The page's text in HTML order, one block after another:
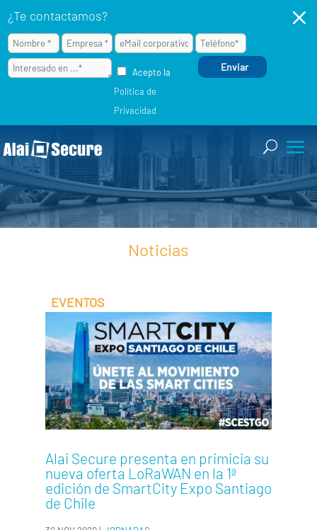
¿Te contactamos?
Acepto la
Política de
Privacidad
M
Noticias
Alai Secure presenta en primicia su
nueva oferta LoRaWAN en la 1ª
edición de SmartCity Expo Santiago
de Chile